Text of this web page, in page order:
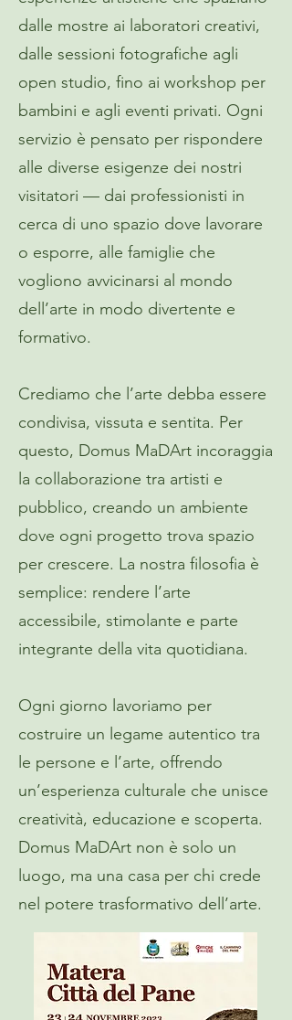
dalle mostre ai laboratori creativi,
dalle sessioni fotografiche agli
open studio, fino ai workshop per
bambini e agli eventi privati. Ogni
servizio è pensato per rispondere
alle diverse esigenze dei nostri
visitatori — dai professionisti in
cerca di uno spazio dove lavorare
o esporre, alle famiglie che
vogliono avvicinarsi al mondo
dell’arte in modo divertente e
formativo.
Crediamo che l’arte debba essere
condivisa, vissuta e sentita. Per
questo, Domus MaDArt incoraggia
la collaborazione tra artisti e
pubblico, creando un ambiente
dove ogni progetto trova spazio
per crescere. La nostra filosofia è
semplice: rendere l’arte
accessibile, stimolante e parte
integrante della vita quotidiana.
Ogni giorno lavoriamo per
costruire un legame autentico tra
le persone e l’arte, offrendo
un’esperienza culturale che unisce
creatività, educazione e scoperta.
Domus MaDArt non è solo un
luogo, ma una casa per chi crede
nel potere trasformativo dell’arte.